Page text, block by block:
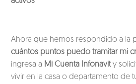
Ahora que hemos respondido a la
cuántos puntos puedo tramitar mi
ingresa a Mi Cuenta Infonavity
vivir en la casa o departamento de